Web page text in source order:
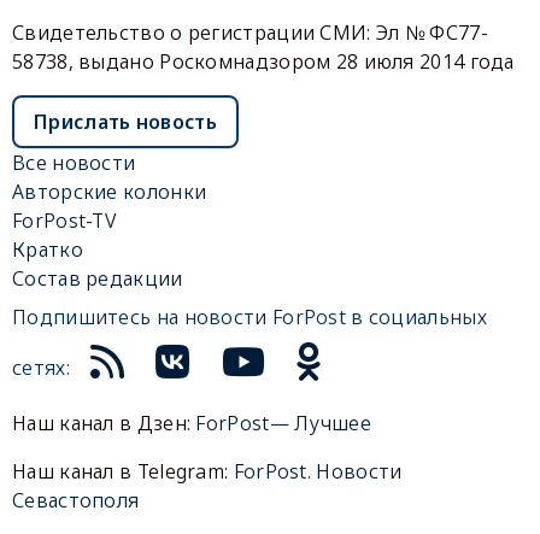
Свидетельство о регистрации СМИ: Эл № ФС77-
58738, выдано Роскомнадзором 28 июля 2014 года
Прислать новость
Все новости
Авторские колонки
ForPost-TV
Кратко
Состав редакции
Подпишитесь на новости ForPost в социальных
сетях:
Наш канал в Дзен: ForPost— Лучшее
Наш канал в Telegram: ForPost. Новости
Севастополя